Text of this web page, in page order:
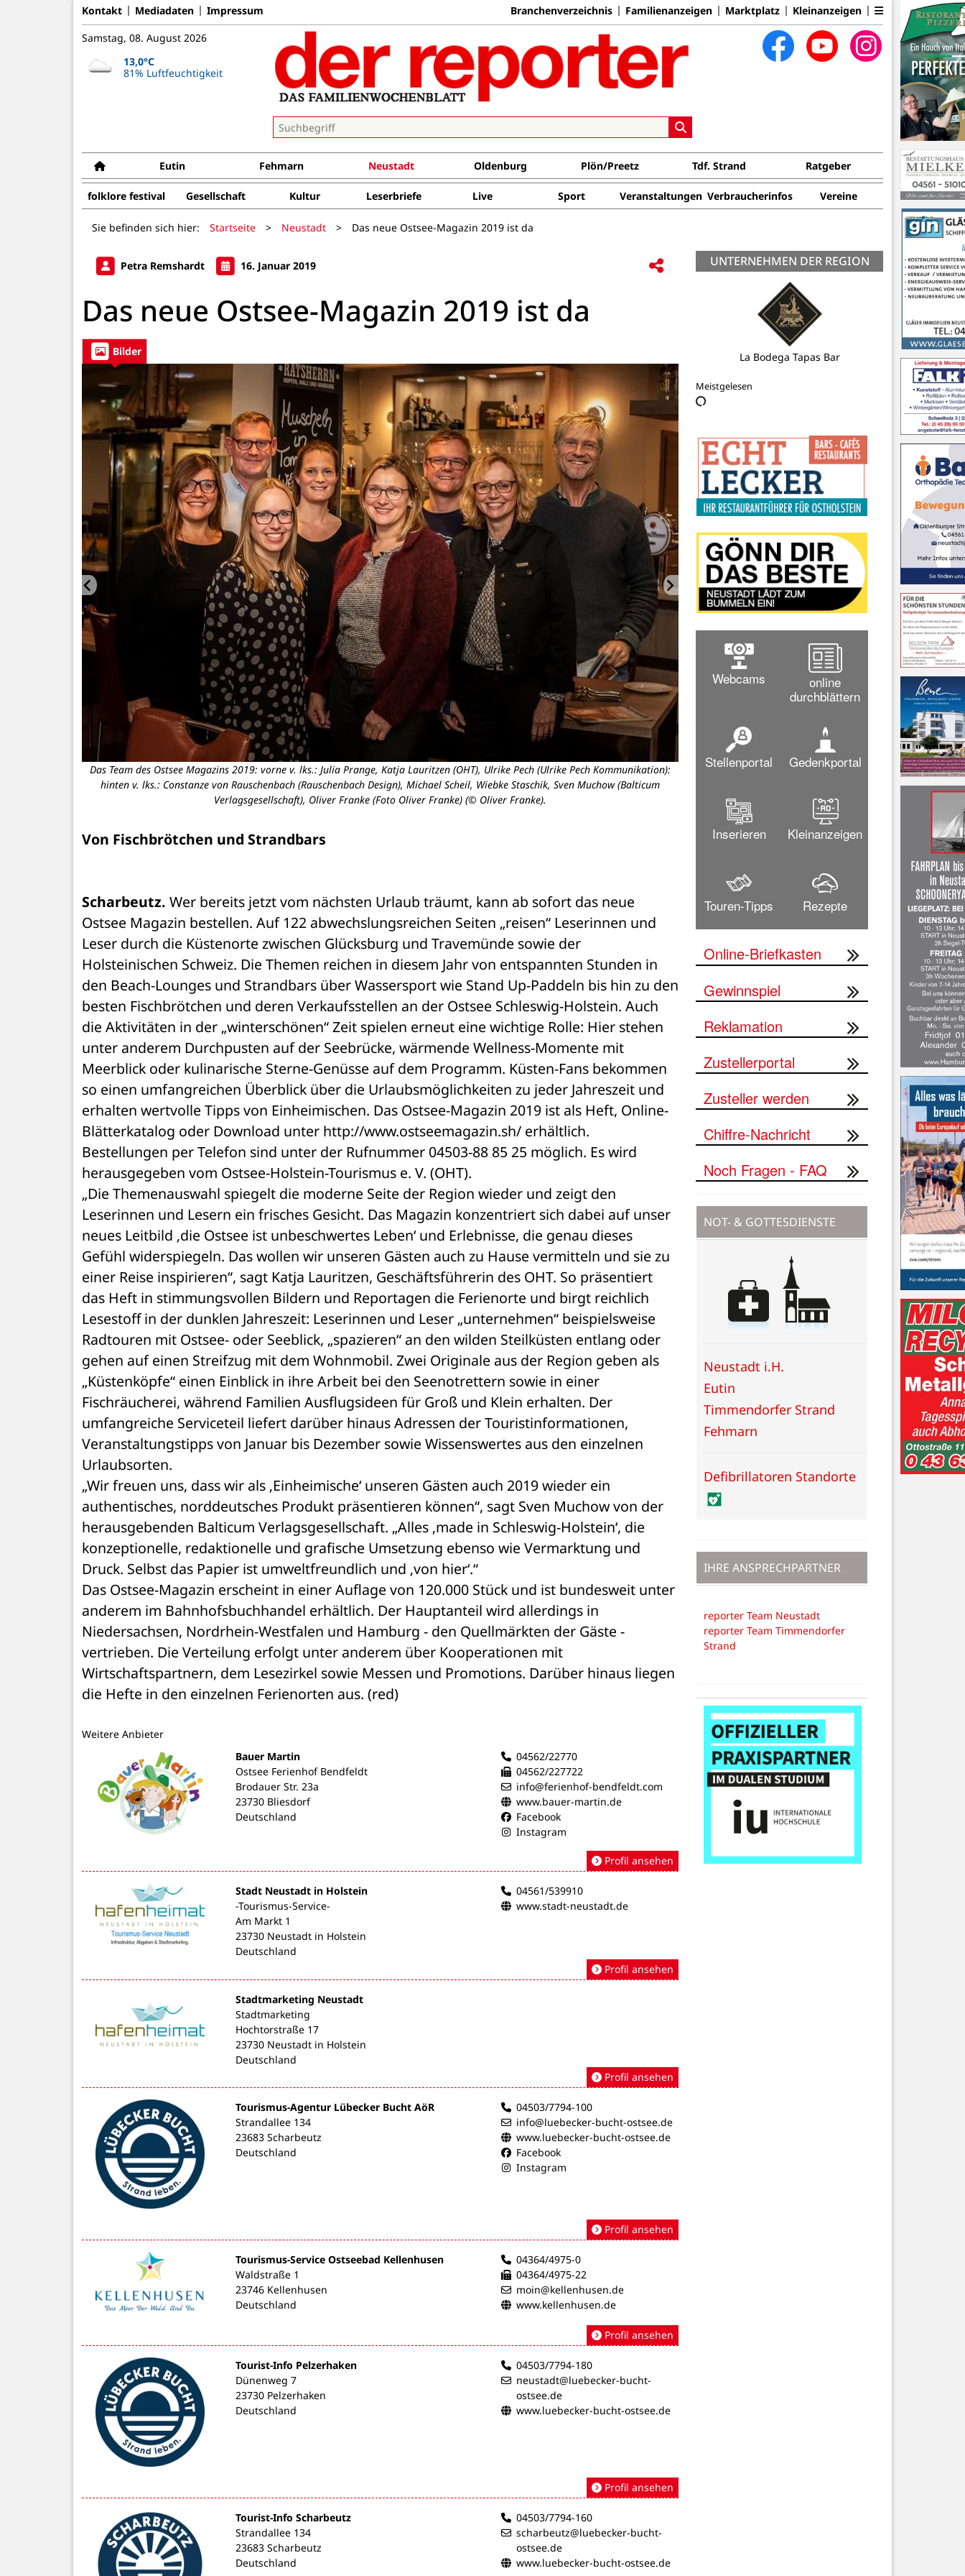
Kontakt Mediadaten Impressum Branchenverzeichnis Familienanzeigen Marktplatz Kleinanzeigen
Samstag, 08. August 2026
13,0°C
81% Luftfeuchtigkeit
Eutin Fehmarn Neustadt Oldenburg Plön/Preetz Tdf. Strand Ratgeber
folklore festival Gesellschaft Kultur Leserbriefe Live Sport Veranstaltungen Verbraucherinfos Vereine
Sie befinden sich hier: Startseite > Neustadt > Das neue Ostsee-Magazin 2019 ist da
Petra Remshardt 16. Januar 2019
Das neue Ostsee-Magazin 2019 ist da
Bilder
Das Team des Ostsee Magazins 2019: vorne v. lks.: Julia Prange, Katja Lauritzen (OHT), Ulrike Pech (Ulrike Pech Kommunikation):
hinten v. lks.: Constanze von Rauschenbach (Rauschenbach Design), Michael Scheil, Wiebke Staschik, Sven Muchow (Balticum
Verlagsgesellschaft), Oliver Franke (Foto Oliver Franke) (© Oliver Franke).
Von Fischbrötchen und Strandbars
Scharbeutz. Wer bereits jetzt vom nächsten Urlaub träumt, kann ab sofort das neue
Ostsee Magazin bestellen. Auf 122 abwechslungsreichen Seiten „reisen“ Leserinnen und
Leser durch die Küstenorte zwischen Glücksburg und Travemünde sowie der
Holsteinischen Schweiz. Die Themen reichen in diesem Jahr von entspannten Stunden in
den Beach-Lounges und Strandbars über Wassersport wie Stand Up-Paddeln bis hin zu den
besten Fischbrötchen und deren Verkaufsstellen an der Ostsee Schleswig-Holstein. Auch
die Aktivitäten in der „winterschönen“ Zeit spielen erneut eine wichtige Rolle: Hier stehen
unter anderem Durchpusten auf der Seebrücke, wärmende Wellness-Momente mit
Meerblick oder kulinarische Sterne-Genüsse auf dem Programm. Küsten-Fans bekommen
so einen umfangreichen Überblick über die Urlaubsmöglichkeiten zu jeder Jahreszeit und
erhalten wertvolle Tipps von Einheimischen. Das Ostsee-Magazin 2019 ist als Heft, Online-
Blätterkatalog oder Download unter http://www.ostseemagazin.sh/ erhältlich.
Bestellungen per Telefon sind unter der Rufnummer 04503-88 85 25 möglich. Es wird
herausgegeben vom Ostsee-Holstein-Tourismus e. V. (OHT).
„Die Themenauswahl spiegelt die moderne Seite der Region wieder und zeigt den
Leserinnen und Lesern ein frisches Gesicht. Das Magazin konzentriert sich dabei auf unser
neues Leitbild ‚die Ostsee ist unbeschwertes Leben‘ und Erlebnisse, die genau dieses
Gefühl widerspiegeln. Das wollen wir unseren Gästen auch zu Hause vermitteln und sie zu
einer Reise inspirieren“, sagt Katja Lauritzen, Geschäftsführerin des OHT. So präsentiert
das Heft in stimmungsvollen Bildern und Reportagen die Ferienorte und birgt reichlich
Lesestoff in der dunklen Jahreszeit: Leserinnen und Leser „unternehmen“ beispielsweise
Radtouren mit Ostsee- oder Seeblick, „spazieren“ an den wilden Steilküsten entlang oder
gehen auf einen Streifzug mit dem Wohnmobil. Zwei Originale aus der Region geben als
„Küstenköpfe“ einen Einblick in ihre Arbeit bei den Seenotrettern sowie in einer
Fischräucherei, während Familien Ausflugsideen für Groß und Klein erhalten. Der
umfangreiche Serviceteil liefert darüber hinaus Adressen der Touristinformationen,
Veranstaltungstipps von Januar bis Dezember sowie Wissenswertes aus den einzelnen
Urlaubsorten.
„Wir freuen uns, dass wir als ‚Einheimische‘ unseren Gästen auch 2019 wieder ein
authentisches, norddeutsches Produkt präsentieren können“, sagt Sven Muchow von der
herausgebenden Balticum Verlagsgesellschaft. „Alles ‚made in Schleswig-Holstein‘, die
konzeptionelle, redaktionelle und grafische Umsetzung ebenso wie Vermarktung und
Druck. Selbst das Papier ist umweltfreundlich und ‚von hier‘.“
Das Ostsee-Magazin erscheint in einer Auflage von 120.000 Stück und ist bundesweit unter
anderem im Bahnhofsbuchhandel erhältlich. Der Hauptanteil wird allerdings in
Niedersachsen, Nordrhein-Westfalen und Hamburg - den Quellmärkten der Gäste -
vertrieben. Die Verteilung erfolgt unter anderem über Kooperationen mit
Wirtschaftspartnern, dem Lesezirkel sowie Messen und Promotions. Darüber hinaus liegen
die Hefte in den einzelnen Ferienorten aus. (red)
Weitere Anbieter
Bauer Martin
Ostsee Ferienhof Bendfeldt
Brodauer Str. 23a
23730 Bliesdorf
Deutschland
04562/22770
04562/227722
info@ferienhof-bendfeldt.com
www.bauer-martin.de
Facebook
Instagram
Profil ansehen
Stadt Neustadt in Holstein
-Tourismus-Service-
Am Markt 1
23730 Neustadt in Holstein
Deutschland
04561/539910
www.stadt-neustadt.de
Profil ansehen
Stadtmarketing Neustadt
Stadtmarketing
Hochtorstraße 17
23730 Neustadt in Holstein
Deutschland
Profil ansehen
Tourismus-Agentur Lübecker Bucht AöR
Strandallee 134
23683 Scharbeutz
Deutschland
04503/7794-100
info@luebecker-bucht-ostsee.de
www.luebecker-bucht-ostsee.de
Facebook
Instagram
Profil ansehen
Tourismus-Service Ostseebad Kellenhusen
Waldstraße 1
23746 Kellenhusen
Deutschland
04364/4975-0
04364/4975-22
moin@kellenhusen.de
www.kellenhusen.de
Profil ansehen
Tourist-Info Pelzerhaken
Dünenweg 7
23730 Pelzerhaken
Deutschland
04503/7794-180
neustadt@luebecker-bucht-
ostsee.de
www.luebecker-bucht-ostsee.de
Profil ansehen
Tourist-Info Scharbeutz
Strandallee 134
23683 Scharbeutz
Deutschland
04503/7794-160
scharbeutz@luebecker-bucht-
ostsee.de
www.luebecker-bucht-ostsee.de
UNTERNEHMEN DER REGION
AED Partner
Meistgelesen
Webcams
online
durchblättern
Stellenportal Gedenkportal
Inserieren Kleinanzeigen
Touren-Tipps Rezepte
Online-Briefkasten
Gewinnspiel
Reklamation
Zustellerportal
Zusteller werden
Chiffre-Nachricht
Noch Fragen - FAQ
NOT- & GOTTESDIENSTE
Neustadt i.H.
Eutin
Timmendorfer Strand
Fehmarn
Defibrillatoren Standorte
IHRE ANSPRECHPARTNER
reporter Team Neustadt
reporter Team Timmendorfer
Strand